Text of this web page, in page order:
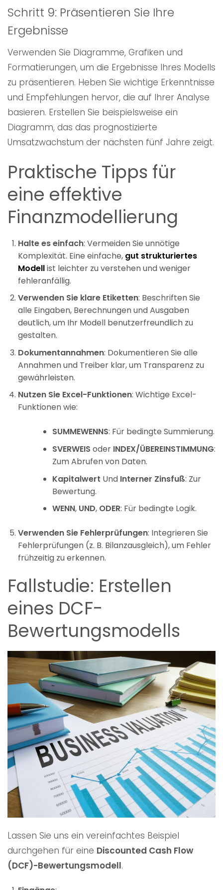
Schritt 9: Präsentieren Sie Ihre
Ergebnisse
Verwenden Sie Diagramme, Grafiken und
Formatierungen, um die Ergebnisse Ihres Modells
zu präsentieren. Heben Sie wichtige Erkenntnisse
und Empfehlungen hervor, die auf Ihrer Analyse
basieren. Erstellen Sie beispielsweise ein
Diagramm, das das prognostizierte
Umsatzwachstum der nächsten fünf Jahre zeigt.
Praktische Tipps für
eine effektive
Finanzmodellierung
Halte es einfach: Vermeiden Sie unnötige
Komplexität. Eine einfache, gut strukturiertes
Modellist leichter zu verstehen und weniger
fehleranfällig.
Verwenden Sie klare Etiketten: Beschriften Sie
alle Eingaben, Berechnungen und Ausgaben
deutlich, um Ihr Modell benutzerfreundlich zu
gestalten.
Dokumentannahmen: Dokumentieren Sie alle
Annahmen und Treiber klar, um Transparenz zu
gewährleisten.
Nutzen Sie Excel-Funktionen: Wichtige Excel-
Funktionen wie:
SUMMEWENNS: Für bedingte Summierung.
SVERWEIS oder INDEX/ÜBEREINSTIMMUNG:
Zum Abrufen von Daten.
Kapitalwert Und Interner Zinsfuß: Zur
Bewertung.
WENN, UND, ODER: Für bedingte Logik.
Verwenden Sie Fehlerprüfungen: Integrieren Sie
Fehlerprüfungen (z. B. Bilanzausgleich), um Fehler
frühzeitig zu erkennen.
Fallstudie: Erstellen
eines DCF-
Bewertungsmodells
Lassen Sie uns ein vereinfachtes Beispiel
durchgehen für eine Discounted Cash Flow
(DCF)-Bewertungsmodell.